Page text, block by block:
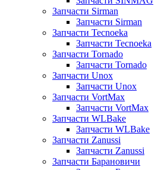
Запчасти Sirman
Запчасти Sirman
Запчасти Tecnoeka
Запчасти Tecnoeka
Запчасти Tornado
Запчасти Tornado
Запчасти Unox
Запчасти Unox
Запчасти VortMax
Запчасти VortMax
Запчасти WLBake
Запчасти WLBake
Запчасти Zanussi
Запчасти Zanussi
Запчасти Барановичи